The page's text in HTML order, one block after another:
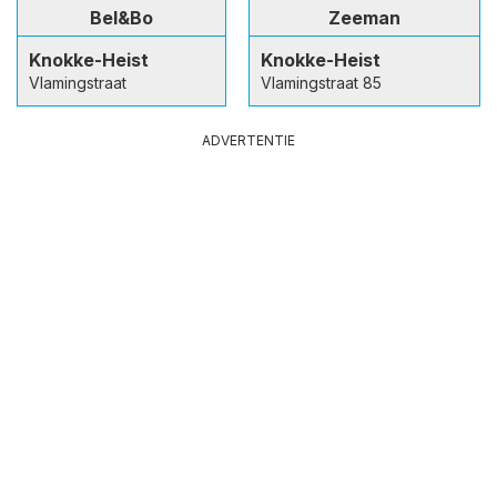
Bel&Bo
Knokke-Heist
Vlamingstraat
Zeeman
Knokke-Heist
Vlamingstraat 85
ADVERTENTIE